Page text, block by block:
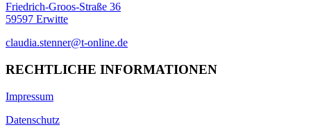
Friedrich-Groos-Straße 36
59597 Erwitte
claudia.stenner@t-online.de
RECHTLICHE INFORMATIONEN
Impressum
Datenschutz